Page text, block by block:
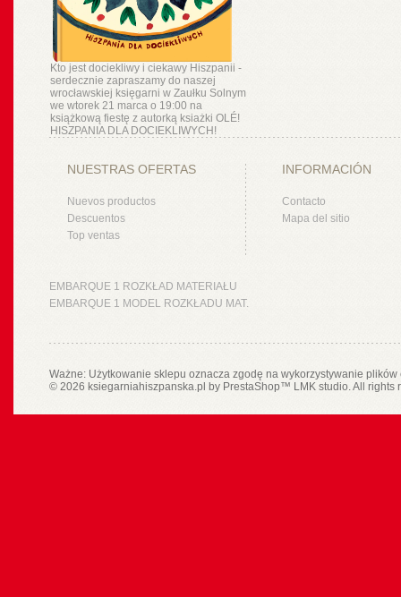
Kto jest dociekliwy i ciekawy Hiszpanii -
serdecznie zapraszamy do naszej
wrocławskiej księgarni w Zaułku Solnym
we wtorek 21 marca o 19:00 na
książkową fiestę z autorką ksiażki OLÉ!
HISZPANIA DLA DOCIEKLIWYCH!
NUESTRAS OFERTAS
Nuevos productos
Descuentos
Top ventas
INFORMACIÓN
Contacto
Mapa del sitio
EMBARQUE 1 ROZKŁAD MATERIAŁU
EMBARQUE 1 MODEL ROZKŁADU MAT.
Ważne: Użytkowanie sklepu oznacza zgodę na wykorzystywanie
© 2026 ksiegarniahiszpanska.pl by PrestaShop™ LMK studio. All rights